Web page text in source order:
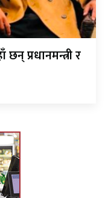
प्रधानमन्त्री र